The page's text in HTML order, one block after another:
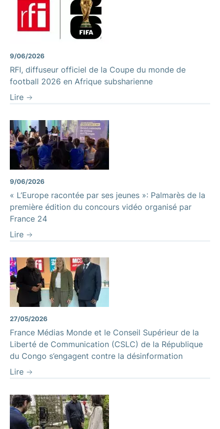
9/06/2026
RFI, diffuseur officiel de la Coupe du monde de
football 2026 en Afrique subsharienne
Lire
9/06/2026
« L’Europe racontée par ses jeunes »: Palmarès de la
première édition du concours vidéo organisé par
France 24
Lire
27/05/2026
France Médias Monde et le Conseil Supérieur de la
Liberté de Communication (CSLC) de la République
du Congo s’engagent contre la désinformation
Lire